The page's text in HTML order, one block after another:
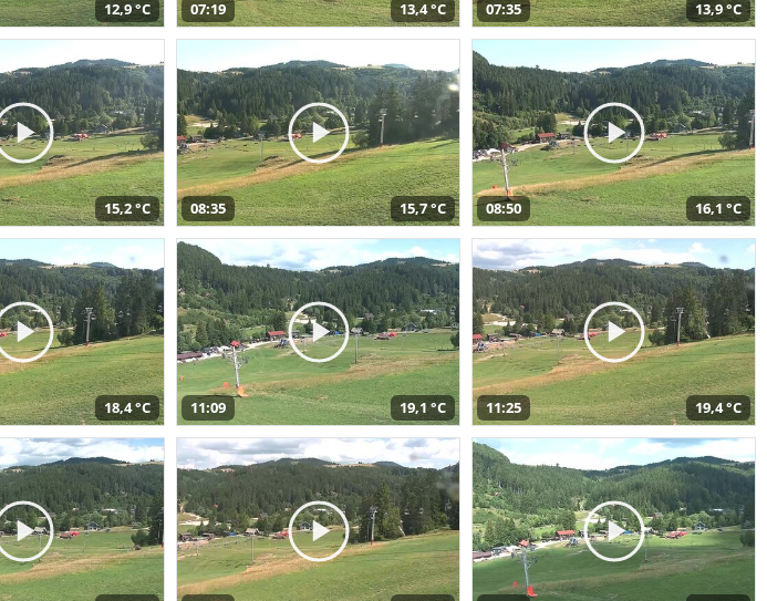
12,9 °C 07:19 13,4 °C 07:35 13,9 °C
15,2 °C 08:35 15,7 °C 08:50 16,1 °C
18,4 °C 11:09 19,1 °C 11:25 19,4 °C